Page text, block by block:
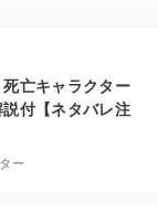
死亡キャラクター
付【ネタバレ注
ー